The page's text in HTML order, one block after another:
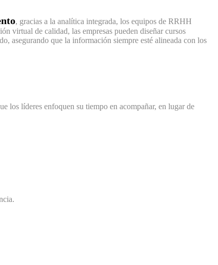
, gracias a la analítica integrada, los equipos de RRHH
virtual de calidad, las empresas pueden diseñar cursos
asegurando que la información siempre esté alineada con los
los líderes enfoquen su tiempo en acompañar, en lugar de